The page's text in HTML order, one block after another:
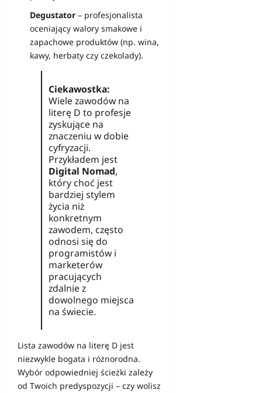
Degustator – profesjonalista
oceniający walory smakowe i
zapachowe produktów (np. wina,
kawy, herbaty czy czekolady).
Ciekawostka:
Wiele zawodów na
literę D to profesje
zyskujące na
znaczeniu w dobie
cyfryzacji.
Przykładem jest
Digital Nomad,
który choć jest
bardziej stylem
życia niż
konkretnym
zawodem, często
odnosi się do
programistów i
marketerów
pracujących
zdalnie z
dowolnego miejsca
na świecie.
Lista zawodów na literę D jest
niezwykle bogata i różnorodna.
Wybór odpowiedniej ścieżki zależy
od Twoich predyspozycji – czy wolisz